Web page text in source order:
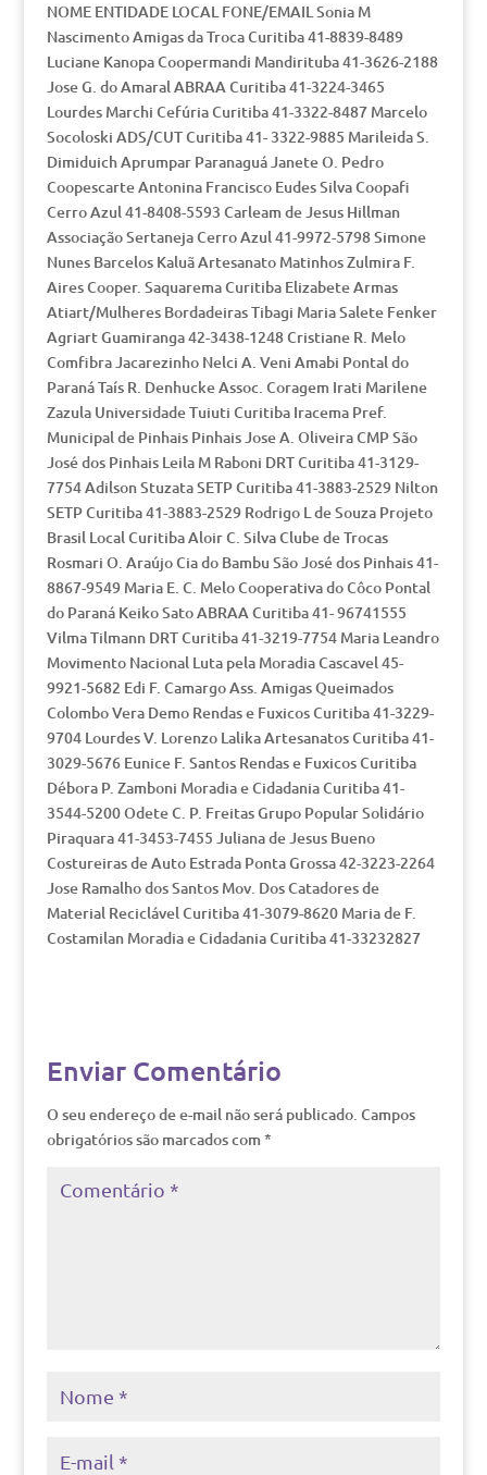
NOME ENTIDADE LOCAL FONE/EMAIL Sonia M
Nascimento Amigas da Troca Curitiba 41-8839-8489
Luciane Kanopa Coopermandi Mandirituba 41-3626-2188
Jose G. do Amaral ABRAA Curitiba 41-3224-3465
Lourdes Marchi Cefúria Curitiba 41-3322-8487 Marcelo
Socoloski ADS/CUT Curitiba 41- 3322-9885 Marileida S.
Dimiduich Aprumpar Paranaguá Janete O. Pedro
Coopescarte Antonina Francisco Eudes Silva Coopafi
Cerro Azul 41-8408-5593 Carleam de Jesus Hillman
Associação Sertaneja Cerro Azul 41-9972-5798 Simone
Nunes Barcelos Kaluã Artesanato Matinhos Zulmira F.
Aires Cooper. Saquarema Curitiba Elizabete Armas
Atiart/Mulheres Bordadeiras Tibagi Maria Salete Fenker
Agriart Guamiranga 42-3438-1248 Cristiane R. Melo
Comfibra Jacarezinho Nelci A. Veni Amabi Pontal do
Paraná Taís R. Denhucke Assoc. Coragem Irati Marilene
Zazula Universidade Tuiuti Curitiba Iracema Pref.
Municipal de Pinhais Pinhais Jose A. Oliveira CMP São
José dos Pinhais Leila M Raboni DRT Curitiba 41-3129-
7754 Adilson Stuzata SETP Curitiba 41-3883-2529 Nilton
SETP Curitiba 41-3883-2529 Rodrigo L de Souza Projeto
Brasil Local Curitiba Aloir C. Silva Clube de Trocas
Rosmari O. Araújo Cia do Bambu São José dos Pinhais 41-
8867-9549 Maria E. C. Melo Cooperativa do Côco Pontal
do Paraná Keiko Sato ABRAA Curitiba 41- 96741555
Vilma Tilmann DRT Curitiba 41-3219-7754 Maria Leandro
Movimento Nacional Luta pela Moradia Cascavel 45-
9921-5682 Edi F. Camargo Ass. Amigas Queimados
Colombo Vera Demo Rendas e Fuxicos Curitiba 41-3229-
9704 Lourdes V. Lorenzo Lalika Artesanatos Curitiba 41-
3029-5676 Eunice F. Santos Rendas e Fuxicos Curitiba
Débora P. Zamboni Moradia e Cidadania Curitiba 41-
3544-5200 Odete C. P. Freitas Grupo Popular Solidário
Piraquara 41-3453-7455 Juliana de Jesus Bueno
Costureiras de Auto Estrada Ponta Grossa 42-3223-2264
Jose Ramalho dos Santos Mov. Dos Catadores de
Material Reciclável Curitiba 41-3079-8620 Maria de F.
Costamilan Moradia e Cidadania Curitiba 41-33232827
Enviar Comentário
O seu endereço de e-mail não será publicado. Campos
obrigatórios são marcados com *